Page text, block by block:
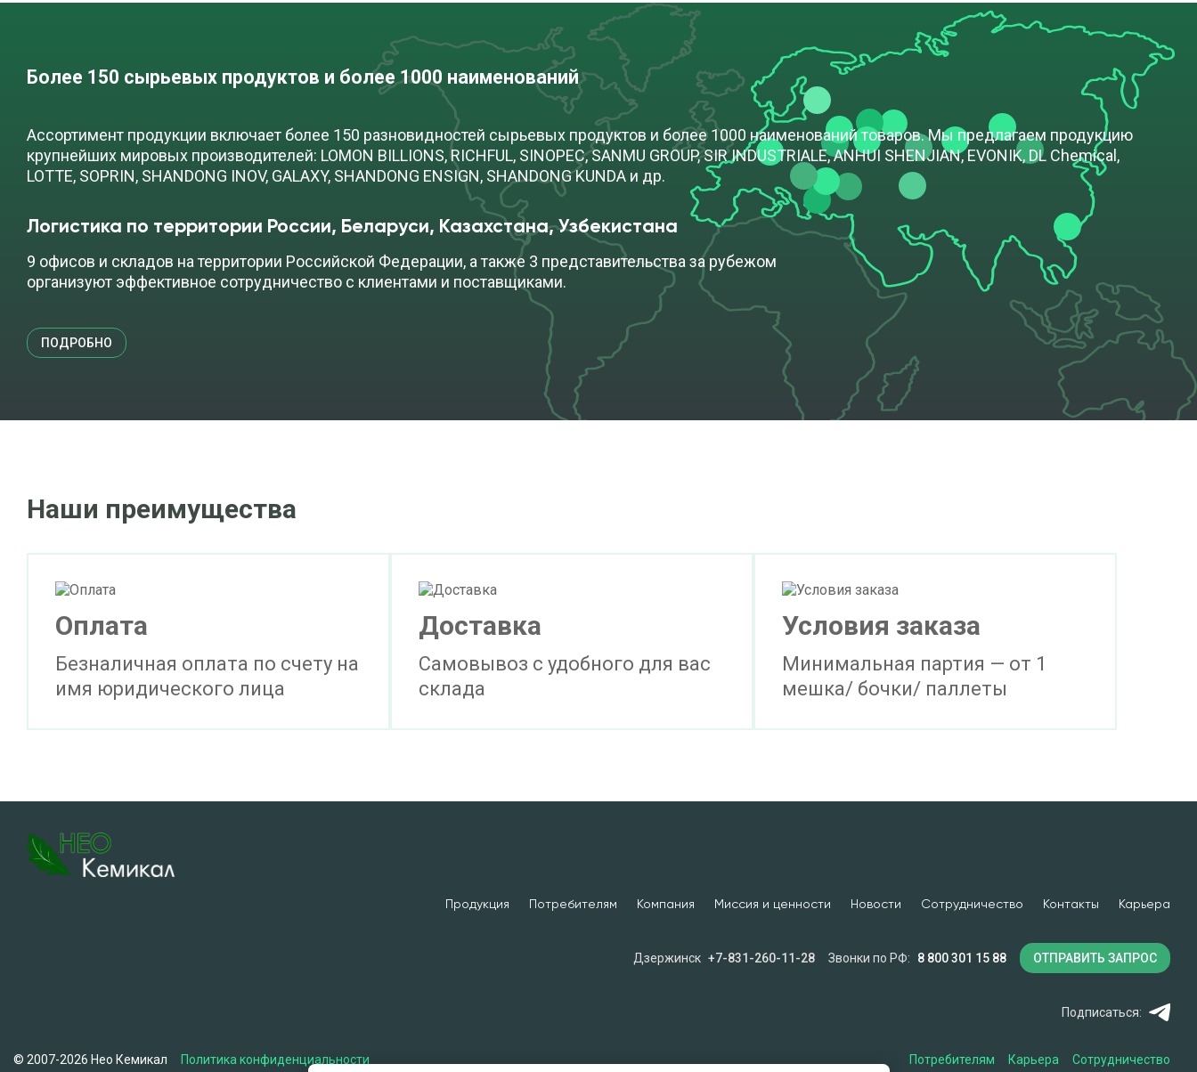
Более 150 сырьевых продуктов и более 1000 наименований
Ассортимент продукции включает более 150 разновидностей сырьевых продуктов и более 1000 наименований товаров. Мы предлагаем продукцию
крупнейших мировых производителей: LOMON BILLIONS, RICHFUL, SINOPEC, SANMU GROUP, SIR INDUSTRIALE, ANHUI SHENJIAN, EVONIK, DL Chemical,
LOTTE, SOPRIN, SHANDONG INOV, GALAXY, SHANDONG ENSIGN, SHANDONG KUNDA и др.
Логистика по территории России, Беларуси, Казахстана, Узбекистана
9 офисов и складов на территории Российской Федерации, а также 3 представительства за рубежом
организуют эффективное сотрудничество с клиентами и поставщиками.
ПОДРОБНО
Наши преимущества
Оплата
Безналичная оплата по счету на
имя юридического лица
Доставка
Самовывоз с удобного для вас
склада
Условия заказа
Минимальная партия — от 1
мешка/ бочки/ паллеты
Продукция Потребителям Компания Миссия и ценности Новости Сотрудничество Контакты Карьера
Дзержинск +7-831-260-11-28 Звонки по РФ: 8 800 301 15 88 ОТПРАВИТЬ ЗАПРОС
Подписаться:
© 2007-2026 Нео Кемикал Политика конфиденциальности Потребителям Карьера Сотрудничество